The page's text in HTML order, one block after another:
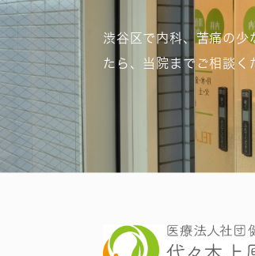
渋谷区で内科、苦痛の少
たら、当院までご相談く